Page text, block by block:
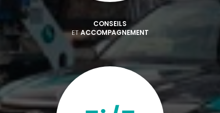
CONSEILS
ETACCOMPAGNEMENT